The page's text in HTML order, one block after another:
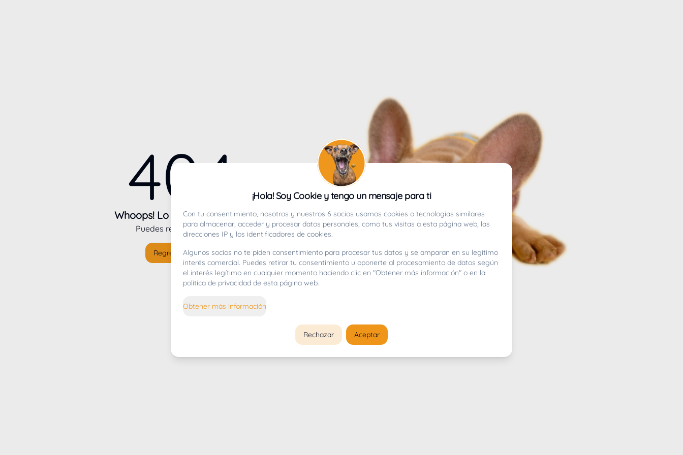
404
Whoops! Lo sentimos mucho.
Puedes regresar alinicio
Regresar al inicio
¡Hola! Soy Cookie y tengo un mensaje para ti
Con tu consentimiento, nosotros y nuestros 6 socios usamos cookies o tecnologías similares
para almacenar, acceder y procesar datos personales, como tus visitas a esta página web, las
direcciones IP y los identificadores de cookies.
Algunos socios no te piden consentimiento para procesar tus datos y se amparan en su legítimo
interés comercial. Puedes retirar tu consentimiento u oponerte al procesamiento de datos según
el interés legítimo en cualquier momento haciendo clic en "Obtener más información" o en la
política de privacidad de esta página web.
Obtener más información
Rechazar Aceptar